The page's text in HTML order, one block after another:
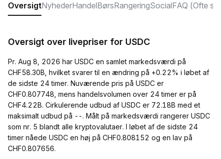
OversigtNyhederHandelBørsRangeringSocialFAQ (Ofte
Oversigt over livepriser for USDC
Pr. Aug 8, 2026 har USDC en samlet markedsværdi på
CHF58.30B, hvilket svarer til en ændring på +0.22% i løbet af
de sidste 24 timer. Nuværende pris på USDC er
CHF0.807748, mens handelsvolumen over 24 timer er på
CHF4.22B. Cirkulerende udbud af USDC er 72.18B med et
maksimalt udbud på --. Målt på markedsværdi rangerer USDC
som nr. 5 blandt alle kryptovalutaer. I løbet af de sidste 24
timer nåede USDC en høj på CHF0.808152 og en lav på
CHF0.807656.